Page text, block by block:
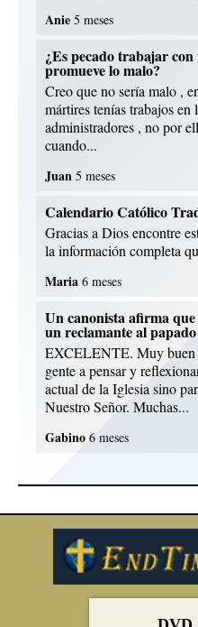
Anie 5 meses
¿Es pecado trabajar
promueve lo malo?
Creo que no sería malo ,
mártires tenías trabajos en
administradores , no por
cuando...
Juan 5 meses
Calendario Católico
Gracias a Dios encontre
la información completa
Maria 6 meses
Un canonista afirma
un reclamante al
EXCELENTE. Muy buen
gente a pensar y
actual de la Iglesia sino
Nuestro Señor. Muchas...
Gabino 6 meses